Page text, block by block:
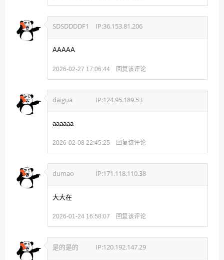
SDSDDDDF1 IP:36.153.81.206
AAAAA
2026-02-27 17:06:44 回复该评论
daigua IP:124.95.189.53
aaaaaa
2026-02-08 22:45:25 回复该评论
dumao IP:171.118.110.38
大大在
2026-01-24 16:58:07 回复该评论
是的是的 IP:120.192.147.29